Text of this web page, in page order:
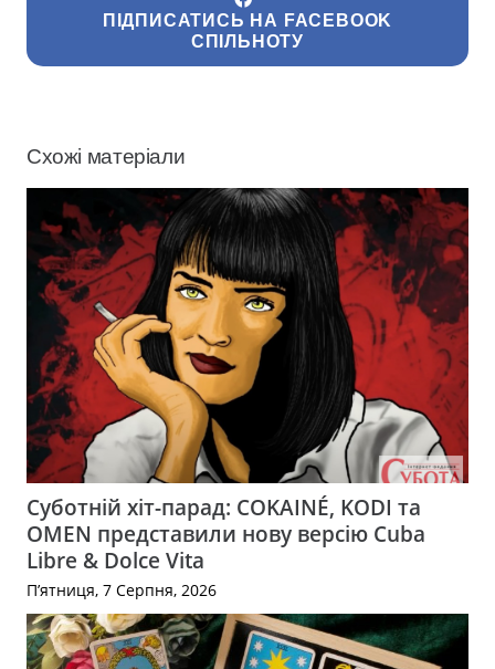
ПІДПИСАТИСЬ НА FACEBOOK
СПІЛЬНОТУ
Схожі матеріали
Суботній хіт-парад: COKAINÉ, KODI та
OMEN представили нову версію Cuba
Libre & Dolce Vita
П’ятниця, 7 Серпня, 2026